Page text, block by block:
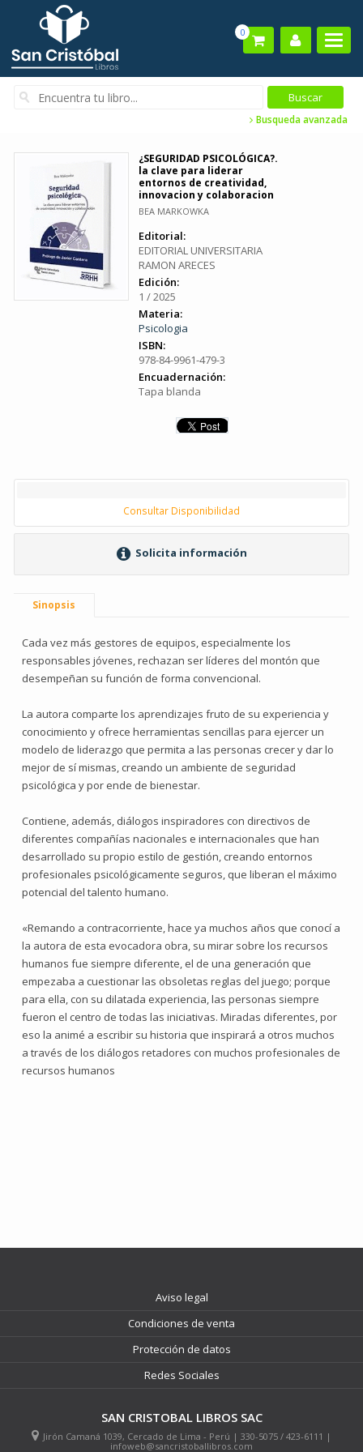
0
Busqueda avanzada
¿SEGURIDAD PSICOLÓGICA?.
la clave para liderar
entornos de creatividad,
innovacion y colaboracion
BEA MARKOWKA
Editorial:
EDITORIAL UNIVERSITARIA
RAMON ARECES
Edición:
1 / 2025
Materia:
Psicologia
ISBN:
978-84-9961-479-3
Encuadernación:
Tapa blanda
Consultar Disponibilidad
Solicita información
Sinopsis
Cada vez más gestores de equipos, especialmente los
responsables jóvenes, rechazan ser líderes del montón que
desempeñan su función de forma convencional.
La autora comparte los aprendizajes fruto de su experiencia y
conocimiento y ofrece herramientas sencillas para ejercer un
modelo de liderazgo que permita a las personas crecer y dar lo
mejor de sí mismas, creando un ambiente de seguridad
psicológica y por ende de bienestar.
Contiene, además, diálogos inspiradores con directivos de
diferentes compañías nacionales e internacionales que han
desarrollado su propio estilo de gestión, creando entornos
profesionales psicológicamente seguros, que liberan el máximo
potencial del talento humano.
«Remando a contracorriente, hace ya muchos años que conocí a
la autora de esta evocadora obra, su mirar sobre los recursos
humanos fue siempre diferente, el de una generación que
empezaba a cuestionar las obsoletas reglas del juego; porque
para ella, con su dilatada experiencia, las personas siempre
fueron el centro de todas las iniciativas. Miradas diferentes, por
eso la animé a escribir su historia que inspirará a otros muchos
a través de los diálogos retadores con muchos profesionales de
recursos humanos
Aviso legal
Condiciones de venta
Protección de datos
Redes Sociales
SAN CRISTOBAL LIBROS SAC
Jirón Camaná 1039, Cercado de Lima - Perú | 330-5075 / 423-6111 |
infoweb@sancristoballibros.com